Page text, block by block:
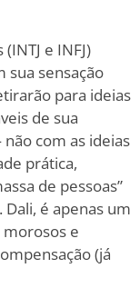
e INFJ)
sua sensação
para ideias
de sua
com as ideias
prática,
de pessoas”
é apenas um
e
(já